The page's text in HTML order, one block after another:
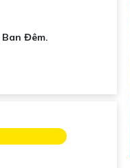
Đêm.